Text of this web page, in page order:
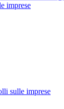
imprese
sulle imprese